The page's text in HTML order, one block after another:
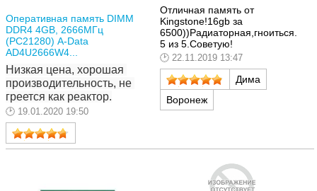
Оперативная память DIMM
DDR4 4GB, 2666МГц
(PC21280) A-Data
AD4U2666W4...
Низкая цена, хорошая
производительность, не
греется как реактор.
19.01.2020 19:50
Отличная память от
Kingstone!16gb за
6500))Радиаторная,гноиться.
5 из 5.Советую!
22.11.2019 13:47
Дима
Воронеж